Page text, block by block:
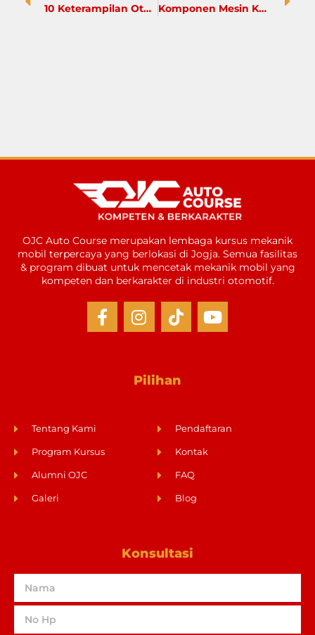
10 Keterampilan Otomotif yang Wajib Dikuasai Calon Mekanik Komponen Mesin Kendaraan Ringan, Lulusan SMK Wajib Tahu!
OJC Auto Course merupakan lembaga kursus mekanik
mobil terpercaya yang berlokasi di Jogja. Semua fasilitas
& program dibuat untuk mencetak mekanik mobil yang
kompeten dan berkarakter di industri otomotif.
Pilihan
Tentang Kami
Program Kursus
Alumni OJC
Galeri
Pendaftaran
Kontak
FAQ
Blog
Konsultasi